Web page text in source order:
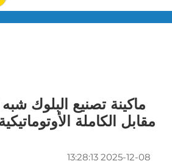
ماكينة تصنيع البلوك شبه
مقابل الكاملة
2025-12-08 13:28:13